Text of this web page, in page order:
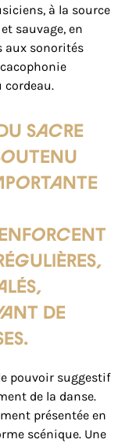
à la source
sauvage, en
aux sonorités
cordeau.
Sacre
de
pouvoir suggestif
de la danse.
présentée en
scénique. Une